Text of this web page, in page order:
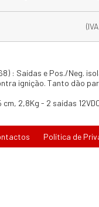
: Saídas e Pos./Neg.
ignição. Tanto dão
2,8Kg - 2 saídas
Política de